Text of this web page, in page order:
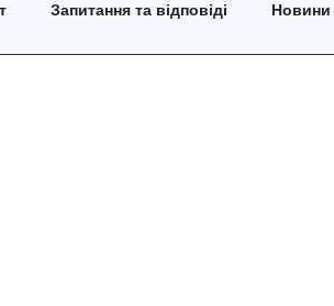
Запитання та відповіді Новини